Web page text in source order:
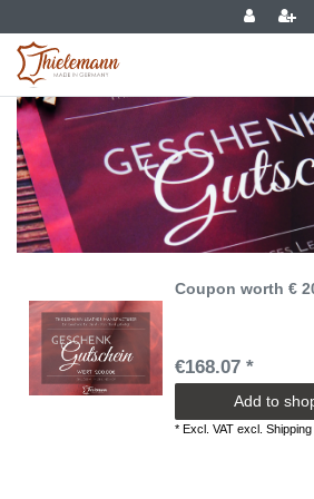
Coupon worth €
€168.07 *
Add to
*Excl. VAT excl.Shipping